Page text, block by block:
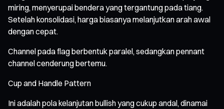
miring, menyerupai bendera yang tergantung pada tiang.
Setelah konsolidasi, harga biasanya melanjutkan arah awal
dengan cepat.
Channel pada flag berbentuk paralel, sedangkan pennant
channel cenderung bertemu.
Cup and Handle Pattern
Ini adalah pola kelanjutan bullish yang cukup andal, dinamai